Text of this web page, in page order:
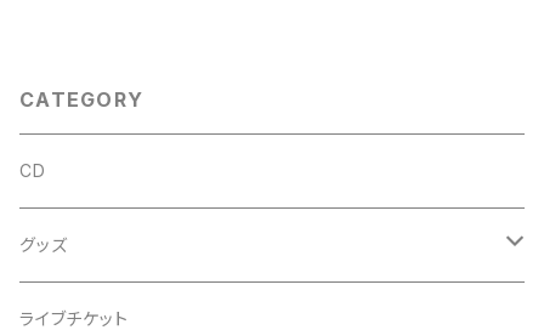
CATEGORY
CD
グッズ
Tシャツ
ライブチケット